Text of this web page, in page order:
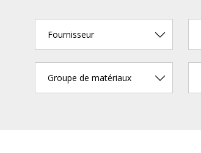
Fournisseur
Groupe de matériaux